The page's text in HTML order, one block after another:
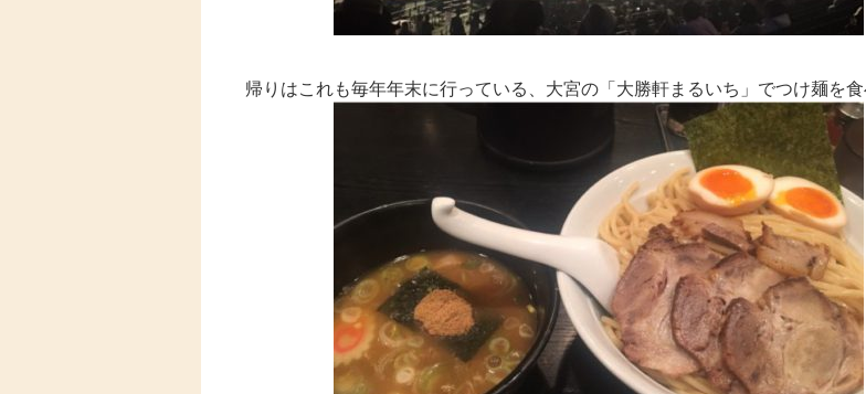
帰りはこれも毎年年末に行っている、大宮の「大勝軒まるいち」でつけ麺を食